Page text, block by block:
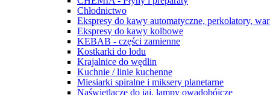
Chłodnictwo
Ekspresy do kawy automatyczne, perkolatory,
Ekspresy do kawy kolbowe
KEBAB - części zamienne
Kostkarki do lodu
Krajalnice do wędlin
Kuchnie / linie kuchenne
Miesiarki spiralne i miksery planetarne
Naświetlacze do jaj, lampy owadobójcze